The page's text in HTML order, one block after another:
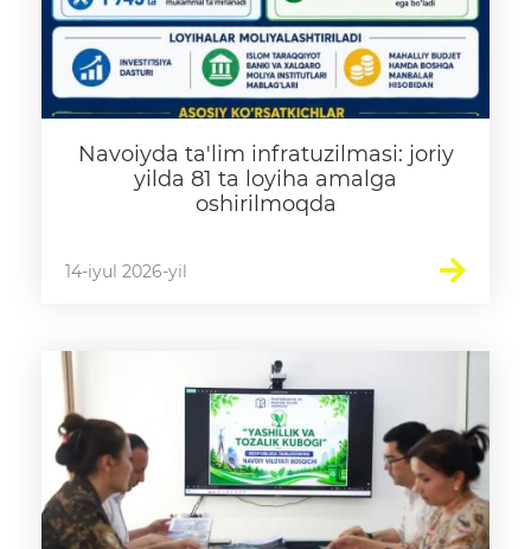
Navoiyda ta'lim infratuzilmasi: joriy
yilda 81 ta loyiha amalga
oshirilmoqda
14-iyul 2026-yil